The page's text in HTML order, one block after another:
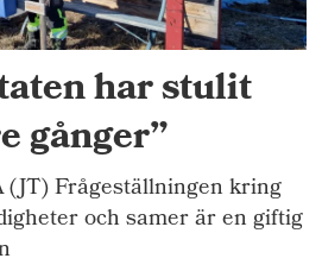
har stulit
gånger”
Frågeställningen kring
och samer är en giftig